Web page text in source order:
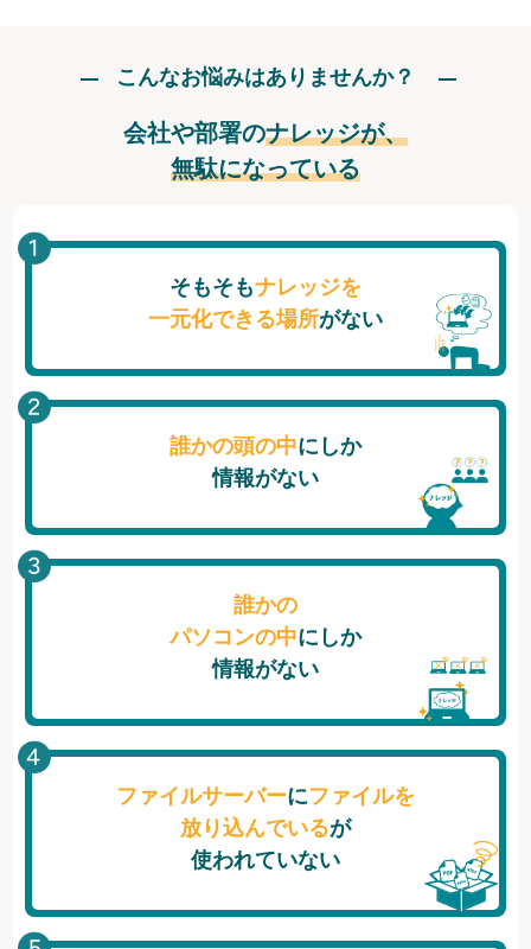
こんなお悩みはありませんか？
会社や部署のナレッジが、
無駄になっている
そもそもナレッジを
一元化できる場所がない
誰かの頭の中にしか
情報がない
誰かの
パソコンの中にしか
情報がない
ファイルサーバーにファイルを
放り込んでいるが
使われていない